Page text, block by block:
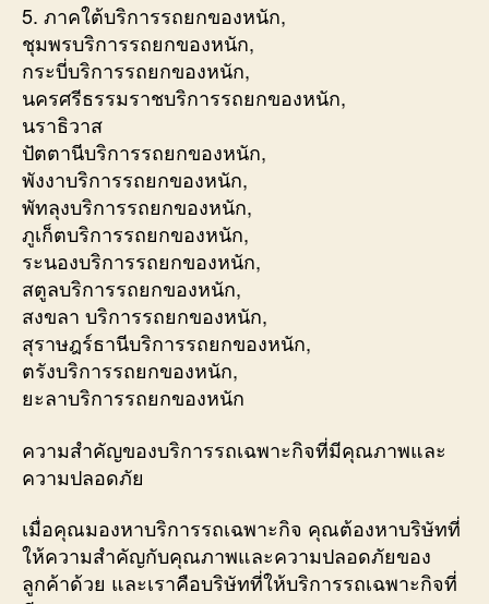
5. ภาคใต้บริการรถยกของหนัก,
ชุมพรบริการรถยกของหนัก,
กระบี่บริการรถยกของหนัก,
นครศรีธรรมราชบริการรถยกของหนัก,
นราธิวาส
ปัตตานีบริการรถยกของหนัก,
พังงาบริการรถยกของหนัก,
พัทลุงบริการรถยกของหนัก,
ภูเก็ตบริการรถยกของหนัก,
ระนองบริการรถยกของหนัก,
สตูลบริการรถยกของหนัก,
สงขลา บริการรถยกของหนัก,
สุราษฎร์ธานีบริการรถยกของหนัก,
ตรังบริการรถยกของหนัก,
ยะลาบริการรถยกของหนัก
ความสำคัญของบริการรถเฉพาะกิจที่มีคุณภาพและ
ความปลอดภัย
เมื่อคุณมองหาบริการรถเฉพาะกิจ คุณต้องหาบริษัทที่
ให้ความสำคัญกับคุณภาพและความปลอดภัยของ
ลูกค้าด้วย และเราคือบริษัทที่ให้บริการรถเฉพาะกิจที่